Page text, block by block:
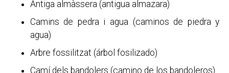
Antiga almàssera (antigua almazara)
Camins de pedra i agua (caminos de piedra y
agua)
Arbre fossilitzat (árbol fosilizado)
Camí dels bandolers (camino de los bandoleros)